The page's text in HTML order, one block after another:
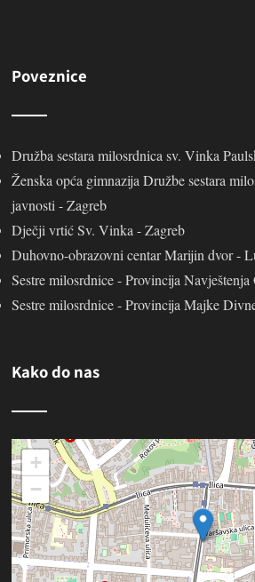
Poveznice
Družba sestara milosrdnica sv. Vinka
Ženska opća gimnazija Družbe sestara
javnosti - Zagreb
Dječji vrtić Sv. Vinka - Zagreb
Duhovno-obrazovni centar Marijin dvor -
Sestre milosrdnice - Provincija
Sestre milosrdnice - Provincija Majke
Kako do nas
+
−